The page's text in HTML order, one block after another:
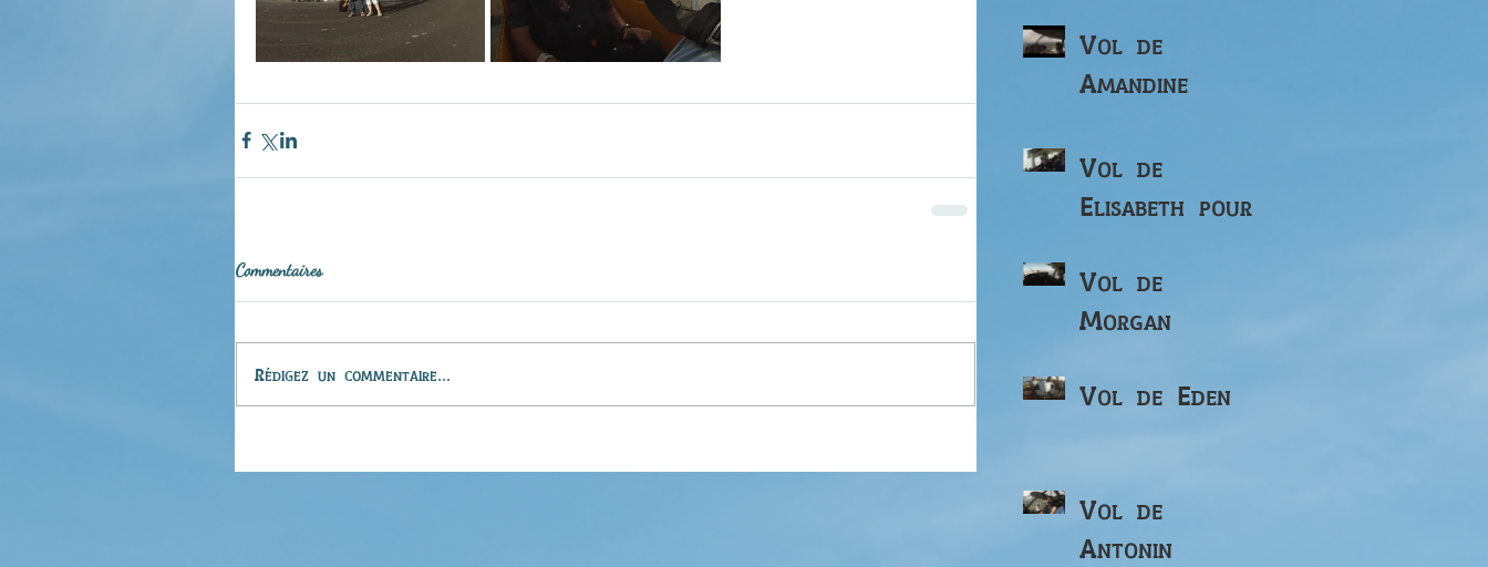
Commentaires
Rédigez un commentaire...
Vol de
Amandine
Vol de
Elisabeth pour
Vol de
Morgan
Vol de Eden
Vol de
Antonin